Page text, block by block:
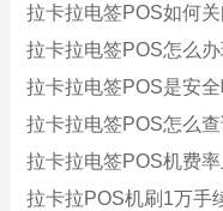
拉卡拉电签POS如何关
拉卡拉电签POS怎么
拉卡拉电签POS是安
拉卡拉电签POS怎么查
拉卡拉电签POS机费率
拉卡拉POS机刷1万手